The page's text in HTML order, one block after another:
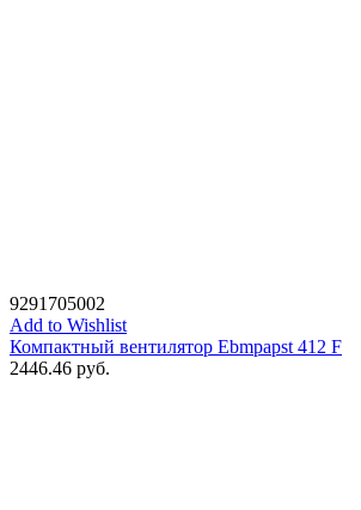
9291705002
Add to Wishlist
Компактный вентилятор Ebmpapst 412 F
2446.46 руб.